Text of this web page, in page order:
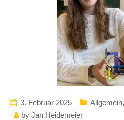
3. Februar 2025 Allgemein,
by Jan Heidemeier